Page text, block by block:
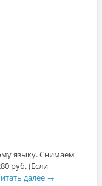
языку. Снимаем
руб. (Если
далее →